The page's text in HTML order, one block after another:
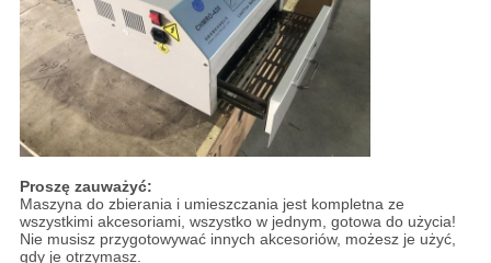
Proszę zauważyć:
Maszyna do zbierania i umieszczania jest kompletna ze
wszystkimi akcesoriami, wszystko w jednym, gotowa do użycia!
Nie musisz przygotowywać innych akcesoriów, możesz je użyć,
gdy je otrzymasz.